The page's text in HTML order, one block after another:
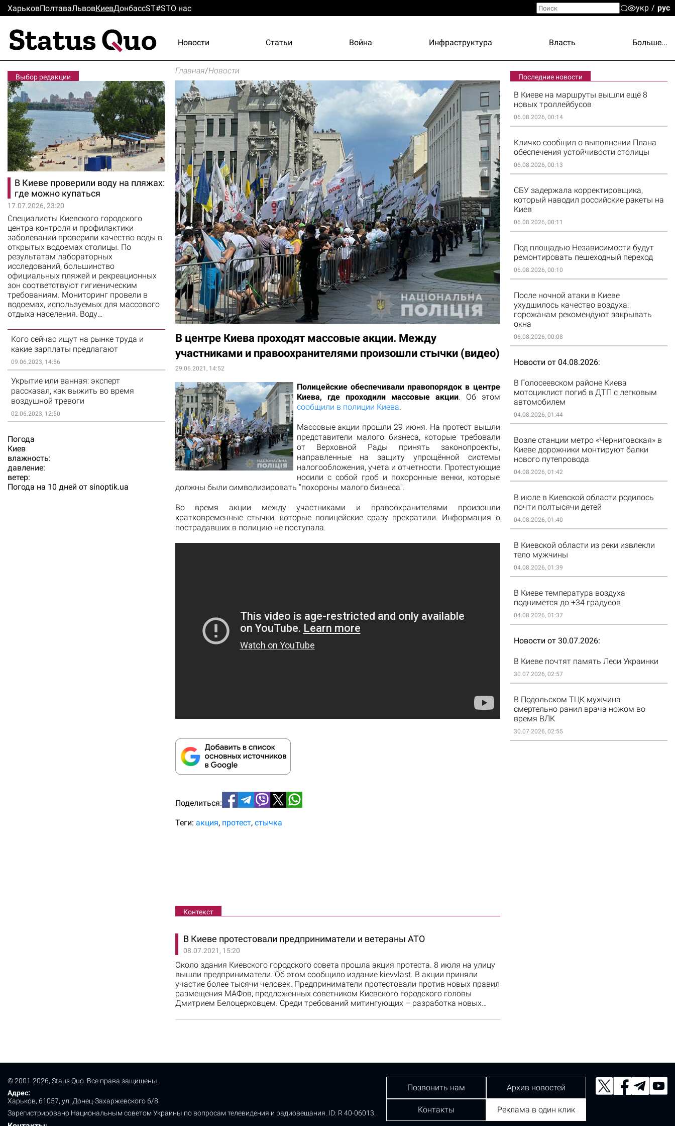
ХарьковПолтаваЛьвовКиевДонбассST#STО нас укр рус
Новости Статьи Война Инфраструктура Власть Больше...
Выбор редакции
В Киеве проверили воду на пляжах:
где можно купаться
17.07.2026, 23:20
Специалисты Киевского городского
центра контроля и профилактики
заболеваний проверили качество воды в
открытых водоемах столицы. По
результатам лабораторных
исследований, большинство
официальных пляжей и рекреационных
зон соответствуют гигиеническим
требованиям. Мониторинг провели в
водоемах, используемых для массового
отдыха населения. Воду…
Кого сейчас ищут на рынке труда и
какие зарплаты предлагают
09.06.2023, 14:56
Укрытие или ванная: эксперт
рассказал, как выжить во время
воздушной тревоги
02.06.2023, 12:50
Погода
Киев
влажность:
давление:
ветер:
Погода на 10 дней от sinoptik.ua
Главная/Новости
В центре Киева проходят массовые акции. Между
участниками и правоохранителями произошли стычки (видео)
29.06.2021, 14:52
Полицейские обеспечивали правопорядок в центре
Киева, где проходили массовые акции. Об этом
сообщили в полиции Киева.
Массовые акции прошли 29 июня. На протест вышли
представители малого бизнеса, которые требовали
от Верховной Рады принять законопроекты,
направленные на защиту упрощённой системы
налогообложения, учета и отчетности. Протестующие
носили с собой гроб и похоронные венки, которые
должны были символизировать "похороны малого бизнеса".
Во время акции между участниками и правоохранителями произошли
кратковременные стычки, которые полицейские сразу прекратили. Информация о
пострадавших в полицию не поступала.
Поделиться:
Теги: акция протест стычка
Контекст
В Киеве протестовали предприниматели и ветераны АТО
08.07.2021, 15:20
Около здания Киевского городского совета прошла акция протеста. 8 июля на улицу
вышли предприниматели. Об этом сообщило издание kievvlast. В акции приняли
участие более тысячи человек. Предприниматели протестовали против новых правил
размещения МАФов, предложенных советником Киевского городского головы
Дмитрием Белоцерковцем. Среди требований митингующих – разработка новых…
Последние новости
В Киеве на маршруты вышли ещё 8
новых троллейбусов
06.08.2026, 00:14
Кличко сообщил о выполнении Плана
обеспечения устойчивости столицы
06.08.2026, 00:13
СБУ задержала корректировщика,
который наводил российские ракеты на
Киев
06.08.2026, 00:11
Под площадью Независимости будут
ремонтировать пешеходный переход
06.08.2026, 00:10
После ночной атаки в Киеве
ухудшилось качество воздуха:
горожанам рекомендуют закрывать
окна
06.08.2026, 00:08
Новости от 04.08.2026
В Голосеевском районе Киева
мотоциклист погиб в ДТП с легковым
автомобилем
04.08.2026, 01:44
Возле станции метро «Черниговская» в
Киеве дорожники монтируют балки
нового путепровода
04.08.2026, 01:42
В июле в Киевской области родилось
почти полтысячи детей
04.08.2026, 01:40
В Киевской области из реки извлекли
тело мужчины
04.08.2026, 01:39
В Киеве температура воздуха
поднимется до +34 градусов
04.08.2026, 01:37
Новости от 30.07.2026
В Киеве почтят память Леси Украинки
30.07.2026, 02:57
В Подольском ТЦК мужчина
смертельно ранил врача ножом во
время ВЛК
30.07.2026, 02:55
© 2001-2026, Staus Quo. Все права защищены.
Адрес:
Харьков, 61057, ул. Донец-Захаржевского 6/8
Зарегистрировано Национальным советом Украины по вопросам телевидения и радиовещания. ID: R 40-06013.
Позвонить нам Архив новостей
Контакты Реклама в один клик